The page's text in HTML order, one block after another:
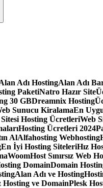
Adı HostingAlan Adı
PaketiNatro Hazır Site
30 GBDreamnix Hosting
Sunucu KiralamaEn
Hosting ÜcretleriWeb
Hosting Ücretleri 2024
AlAlfahosting Webhosting
En İyi Hosting SiteleriHız
WoomHost Sınırsız Web
DomainDomain
Alan Adı ve Hosting
Hosting ve DomainPlesk